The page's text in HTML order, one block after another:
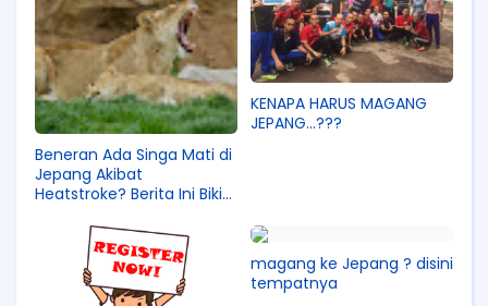
Beneran Ada Singa Mati di
Jepang Akibat
Heatstroke? Berita Ini Bikin
KENAPA HARUS MAGANG
JEPANG...???
magang ke Jepang ? disini
tempatnya